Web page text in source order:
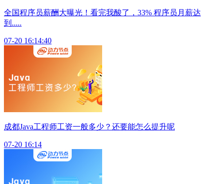
全国程序员薪酬大曝光！看完我酸了，33% 程序员月薪达
到.....
07-20 16:14:40
成都Java工程师工资一般多少？还要能怎么提升呢
07-20 16:14